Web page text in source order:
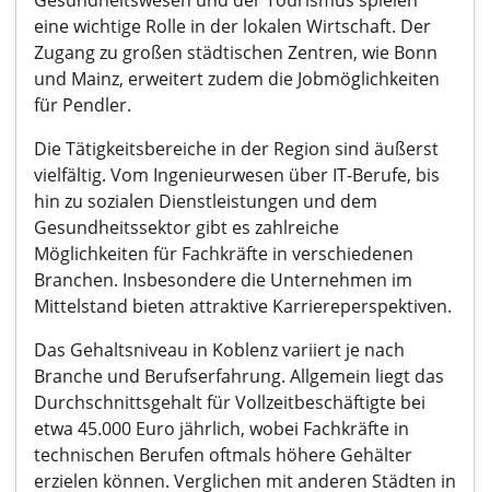
eine wichtige Rolle in der lokalen Wirtschaft. Der
Zugang zu großen städtischen Zentren, wie Bonn
und Mainz, erweitert zudem die Jobmöglichkeiten
für Pendler.
Die Tätigkeitsbereiche in der Region sind äußerst
vielfältig. Vom Ingenieurwesen über IT-Berufe, bis
hin zu sozialen Dienstleistungen und dem
Gesundheitssektor gibt es zahlreiche
Möglichkeiten für Fachkräfte in verschiedenen
Branchen. Insbesondere die Unternehmen im
Mittelstand bieten attraktive Karriereperspektiven.
Das Gehaltsniveau in Koblenz variiert je nach
Branche und Berufserfahrung. Allgemein liegt das
Durchschnittsgehalt für Vollzeitbeschäftigte bei
etwa 45.000 Euro jährlich, wobei Fachkräfte in
technischen Berufen oftmals höhere Gehälter
erzielen können. Verglichen mit anderen Städten in